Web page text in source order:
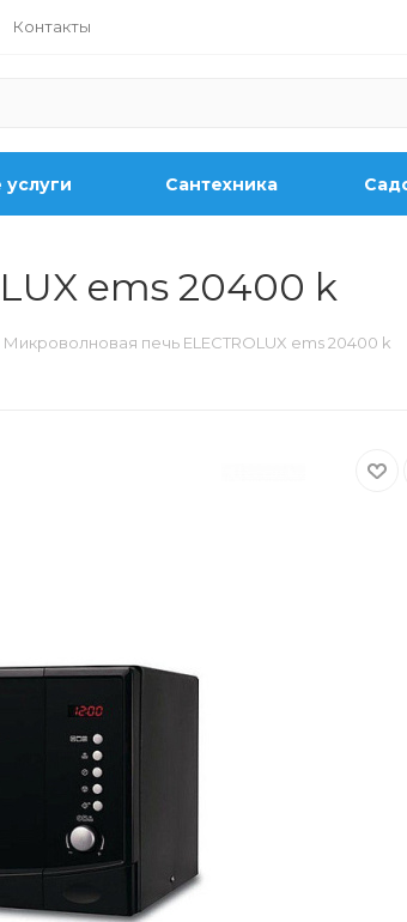
Контакты
Сантехника
ems 20400 k
Микроволновая печь ELECTROLUX ems 20400 k